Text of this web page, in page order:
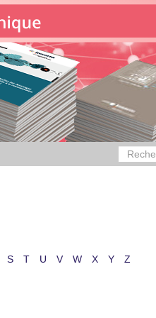
S T U V W X Y Z